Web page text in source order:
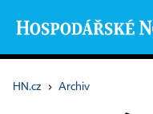
HN.cz › Archiv